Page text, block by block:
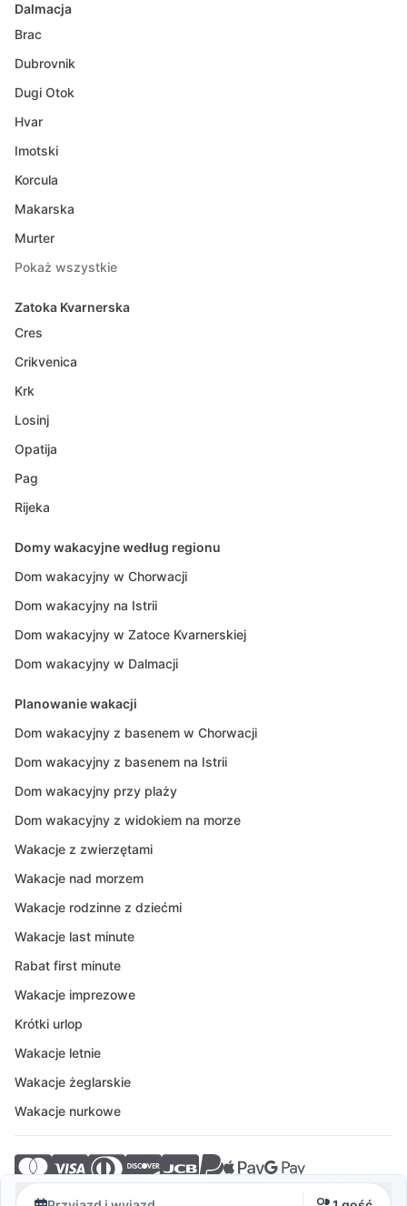
Dalmacja
Brac
Dubrovnik
Dugi Otok
Hvar
Imotski
Korcula
Makarska
Murter
Pokaż wszystkie
Zatoka Kvarnerska
Cres
Crikvenica
Krk
Losinj
Opatija
Pag
Rijeka
Domy wakacyjne według regionu
Dom wakacyjny w Chorwacji
Dom wakacyjny na Istrii
Dom wakacyjny w Zatoce Kvarnerskiej
Dom wakacyjny w Dalmacji
Planowanie wakacji
Dom wakacyjny z basenem w Chorwacji
Dom wakacyjny z basenem na Istrii
Dom wakacyjny przy plaży
Dom wakacyjny z widokiem na morze
Wakacje z zwierzętami
Wakacje nad morzem
Wakacje rodzinne z dziećmi
Wakacje last minute
Rabat first minute
Wakacje imprezowe
Krótki urlop
Wakacje letnie
Wakacje żeglarskie
Wakacje nurkowe
© 2026 Crovillas GmbH